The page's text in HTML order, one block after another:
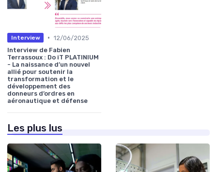
Interview • 12/06/2025
Interview de Fabien
Terrassoux : Do iT PLATINIUM
- La naissance d’un nouvel
allié pour soutenir la
transformation et le
développement des
donneurs d’ordres en
aéronautique et défense
Les plus lus